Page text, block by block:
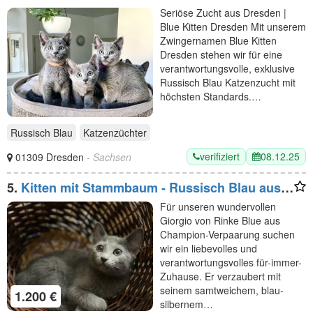
Seriöse Zucht aus Dresden |
Blue Kitten Dresden Mit unserem
Zwingernamen Blue Kitten
Dresden stehen wir für eine
verantwortungsvolle, exklusive
Russisch Blau Katzenzucht mit
höchsten Standards.…
Russisch Blau
Katzenzüchter
01309 Dresden - Sachsen verifiziert 08.12.25
5. Kitten mit Stammbaum - Russisch Blau aus
Sachsen - Update Katerchen ist vergeben
1.200 €
Für unseren wundervollen
Giorgio von Rinke Blue aus
Champion-Verpaarung suchen
wir ein liebevolles und
verantwortungsvolles für-immer-
Zuhause. Er verzaubert mit
seinem samtweichem, blau-
silbernem…